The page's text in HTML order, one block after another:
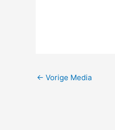
← Vorige Media